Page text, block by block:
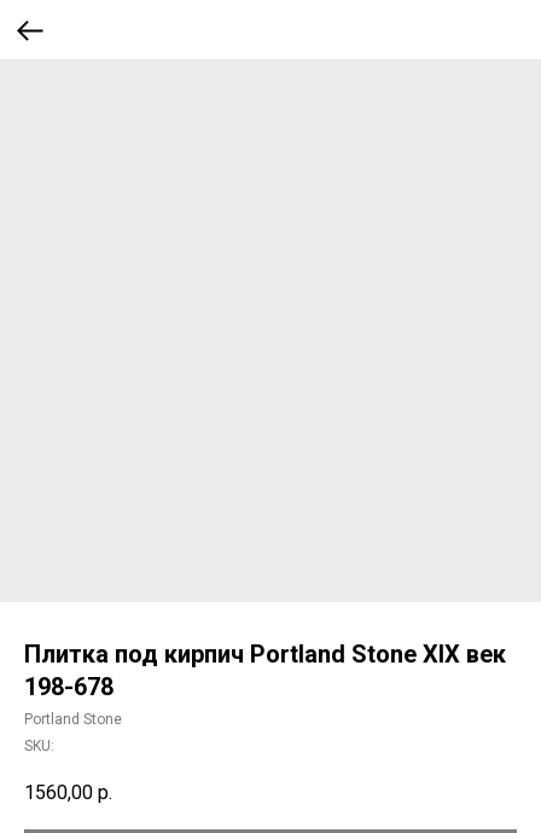
Плитка под кирпич Portland Stone XIX век
198-678
Portland Stone
SKU:
1560,00 р.